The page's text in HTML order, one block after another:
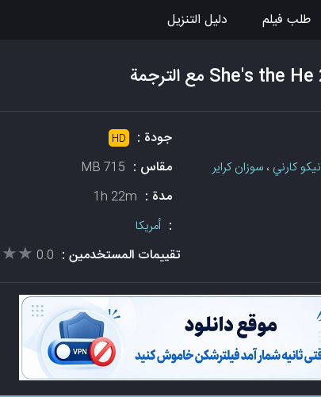
طلب فيلم دليل التنزيل
جودة : HD
نيكو كارني ،سوزان كراير مقاس : 715 MB
مدة : 1h 22m
:أمريكا
تقييمات المستخدمين : 0.0